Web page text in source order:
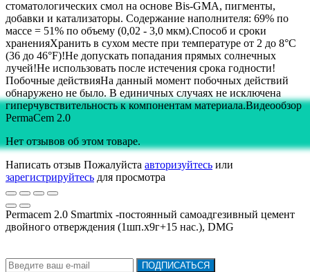
стоматологических смол на основе Bis-GMA, пигменты,
добавки и катализаторы. Содержание наполнителя: 69% по
массе = 51% по объему (0,02 - 3,0 мкм).Способ и сроки
храненияХранить в сухом месте при температуре от 2 до 8°C
(36 до 46°F)!Не допускать попадания прямых солнечных
лучей!Не использовать после истечения срока годности!
Побочные действияНа данный момент побочных действий
обнаружено не было. В единичных случаях не исключена
гиперчувствительность к компонентам материала.Видеообзор
PermaCem 2.0
Нет отзывов об этом товаре.
Написать отзыв Пожалуйста авторизуйтесь или
зарегистрируйтесь для просмотра
Permacem 2.0 Smartmix -постоянный самоадгезивный цемент
двойного отверждения (1шп.х9г+15 нас.), DMG
ПОДПИСАТЬСЯ